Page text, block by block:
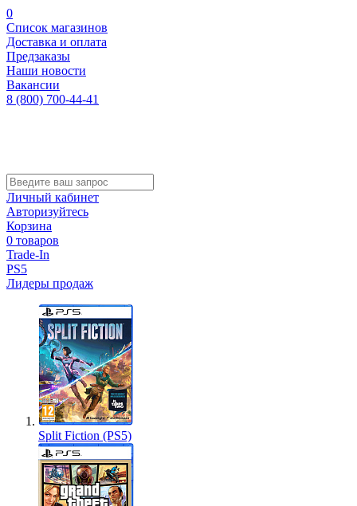
0
Список магазинов
Доставка и оплата
Предзаказы
Наши новости
Вакансии
8 (800) 700-44-41
Личный кабинет
Авторизуйтесь
Корзина
0 товаров
Trade-In
PS5
Лидеры продаж
Split Fiction (PS5)